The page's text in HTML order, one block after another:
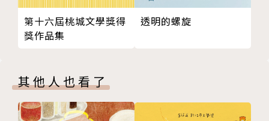
名詞解釋
中英名詞對照表
第十六屆桃城文學獎得
獎作品集
透明的螺旋
其他人也看了